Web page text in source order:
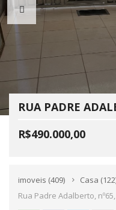
RUA PADRE
R$490.000,00
imoveis (409) Casa
Rua Padre Adalberto,